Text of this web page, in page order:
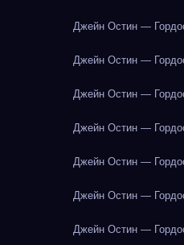
Джейн Остин —
Джейн Остин —
Джейн Остин —
Джейн Остин —
Джейн Остин —
Джейн Остин —
Джейн Остин —